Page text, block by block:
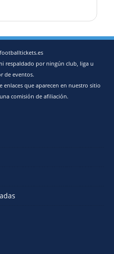
respaldado por ningún club, liga u
de eventos.
enlaces que aparecen en nuestro sitio
comisión de afiliación.